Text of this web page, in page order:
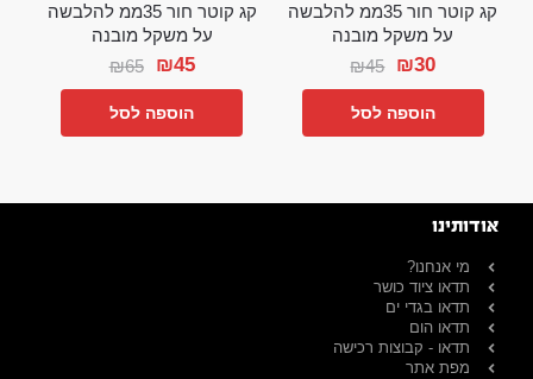
קג קוטר חור 35ממ להלבשה
על משקל מובנה
₪45 ₪30
הוספה לסל
קג קוטר חור 35ממ להלבשה
על משקל מובנה
₪65 ₪45
הוספה לסל
אודותינו
מי אנחנו?
תדאו ציוד כושר
תדאו בגדי ים
תדאו הום
תדאו - קבוצות רכישה
מפת אתר